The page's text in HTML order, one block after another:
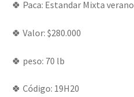
🍀 Paca: Estandar Mixta verano
🍀 Valor: $280.000
🍀 peso: 70 lb
🍀 Código: 19H20